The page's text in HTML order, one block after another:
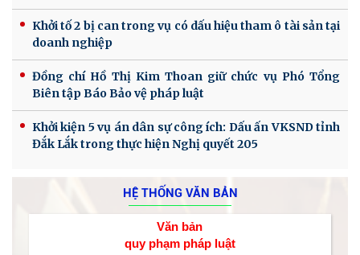
Khởi tố 2 bị can trong vụ có dấu hiệu tham ô tài sản tại
doanh nghiệp
Đồng chí Hồ Thị Kim Thoan giữ chức vụ Phó Tổng
Biên tập Báo Bảo vệ pháp luật
Khởi kiện 5 vụ án dân sự công ích: Dấu ấn VKSND tỉnh
Đắk Lắk trong thực hiện Nghị quyết 205
HỆ THỐNG VĂN BẢN
Văn bản
quy phạm pháp luật